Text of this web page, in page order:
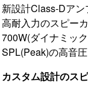
新設計Class-Dアン
高耐入力のスピー
700W(ダイナミッ
SPL(Peak)の高音圧
カスタム設計のス